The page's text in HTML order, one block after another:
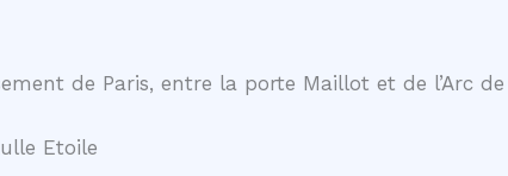
de Paris, entre la porte Maillot et de l’Arc
Etoile